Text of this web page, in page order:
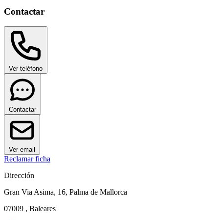
Contactar
Ver teléfono
Contactar
Ver email
Reclamar ficha
Dirección
Gran Via Asima, 16, Palma de Mallorca
07009 , Baleares